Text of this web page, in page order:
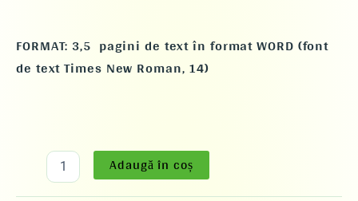
FORMAT: 3,5 pagini de text în format WORD (font
de text Times New Roman, 14)
Adaugă în coș